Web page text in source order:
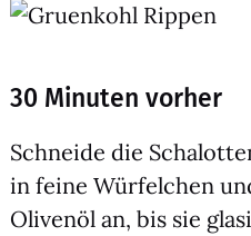
30 Minuten vorher
Schnei­de die
in fei­ne Wür­fel­chen
Oli­ven­öl an, bis sie